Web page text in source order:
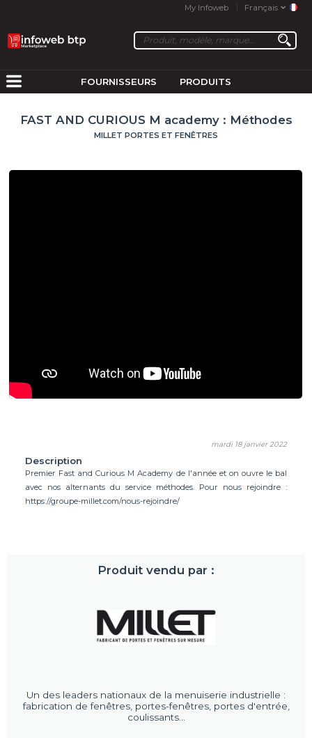
My Infoweb Français
FOURNISSEURS PRODUITS
FAST AND CURIOUS M academy : Méthodes
MILLET PORTES ET FENÊTRES
mardi 18 janvier 2022
Description
Premier Fast and Curious M Academy de l'année et on ouvre le bal
avec nos alternants du service méthodes. Pour nous rejoindre :
https://groupe-millet.com/nous-rejoindre/
Produit vendu par :
Un des leaders nationaux de la menuiserie industrielle :
fabrication de fenêtres, portes-fenêtres, portes d'entrée,
coulissants...